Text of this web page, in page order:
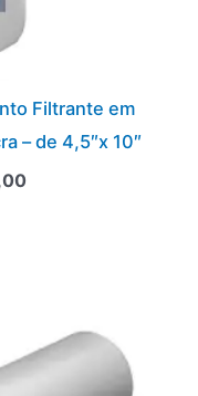
Filtrante em
– de 4,5″x 10″